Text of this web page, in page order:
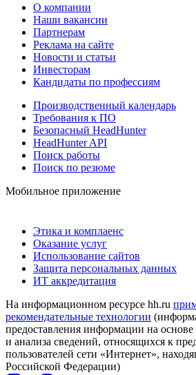
О компании
Наши вакансии
Партнерам
Реклама на сайте
Новости и статьи
Инвесторам
Кандидаты по профессиям
Производственный календарь
Требования к ПО
Безопасный HeadHunter
HeadHunter API
Поиск работы
Поиск по резюме
Мобильное приложение
Этика и комплаенс
Оказание услуг
Использование сайтов
Защита персональных данных
ИТ аккредитация
На информационном ресурсе hh.ru
рекомендательные технологии
предоставления информации на основе
и анализа сведений, относящихся к
пользователей сети «Интернет»,
Российской Федерации)